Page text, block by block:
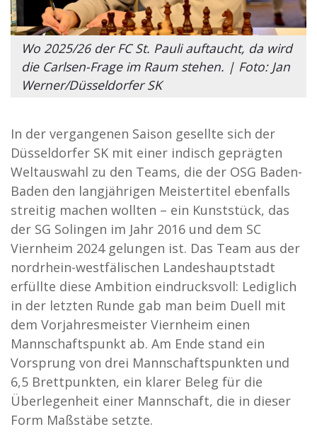
Wo 2025/26 der FC St. Pauli auftaucht, da wird
die Carlsen-Frage im Raum stehen. | Foto: Jan
Werner/Düsseldorfer SK
In der vergangenen Saison gesellte sich der
Düsseldorfer SK mit einer indisch geprägten
Weltauswahl zu den Teams, die der OSG Baden-
Baden den langjährigen Meistertitel ebenfalls
streitig machen wollten – ein Kunststück, das
der SG Solingen im Jahr 2016 und dem SC
Viernheim 2024 gelungen ist. Das Team aus der
nordrhein-westfälischen Landeshauptstadt
erfüllte diese Ambition eindrucksvoll: Lediglich
in der letzten Runde gab man beim Duell mit
dem Vorjahresmeister Viernheim einen
Mannschaftspunkt ab. Am Ende stand ein
Vorsprung von drei Mannschaftspunkten und
6,5 Brettpunkten, ein klarer Beleg für die
Überlegenheit einer Mannschaft, die in dieser
Form Maßstäbe setzte.